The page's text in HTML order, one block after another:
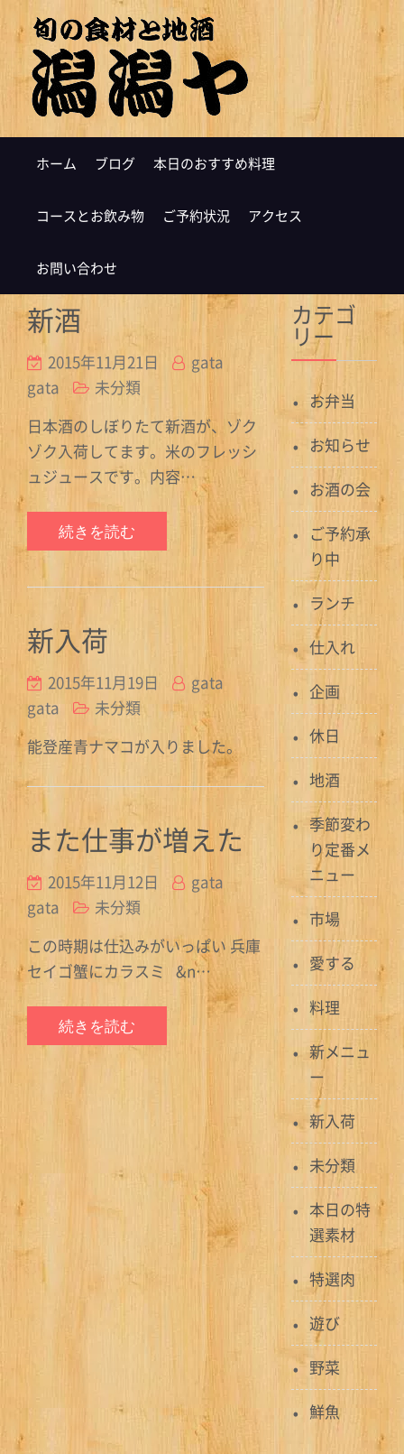
ホーム ブログ 本日のおすすめ料理
コースとお飲み物 ご予約状況 アクセス
お問い合わせ
新酒
2015年11月21日
gata
gata
未分類
日本酒のしぼりたて新酒が、ゾク
ゾク入荷してます。米のフレッシ
ュジュースです。内容…
続きを読む
新入荷
2015年11月19日
gata
gata
未分類
能登産青ナマコが入りました。
また仕事が増えた
2015年11月12日
gata
gata
未分類
この時期は仕込みがいっぱい 兵庫
セイゴ蟹にカラスミ &n…
続きを読む
カテゴ
リー
お弁当
お知らせ
お酒の会
ご予約承
り中
ランチ
仕入れ
企画
休日
地酒
季節変わ
り定番メ
ニュー
市場
愛する
料理
新メニュ
ー
新入荷
未分類
本日の特
選素材
特選肉
遊び
野菜
鮮魚